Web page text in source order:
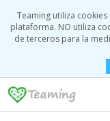
Teaming utiliza
plataforma. NO utiliza
de terceros para la